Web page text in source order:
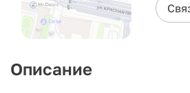
Описание